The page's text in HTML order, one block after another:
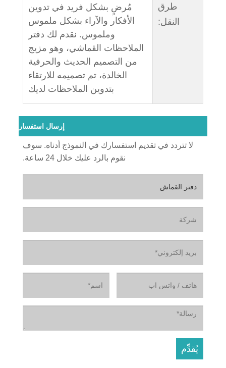
طرق
النقل:
مُرضٍ بشكل فريد في تدوين
الأفكار والآراء بشكل ملموس
وملموس. نقدم لك دفتر
الملاحظات القماشي، وهو مزيج
من التصميم الحديث والحرفية
الخالدة، تم تصميمه للارتقاء
بتدوين الملاحظات لديك
إرسال استفسار
لا تتردد في تقديم استفسارك في النموذج أدناه. سوف
نقوم بالرد عليك خلال 24 ساعة.